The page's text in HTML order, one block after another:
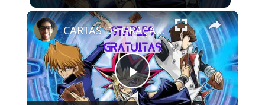
×
Play
CARTAS DE GRAÇA! Como Pegar Todas as STAPLES nos Character Duels do Duel Links